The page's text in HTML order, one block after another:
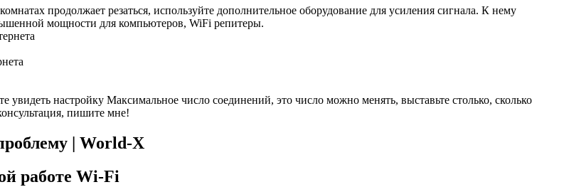
продолжает резаться, используйте дополнительное оборудование для усиления сигнала. К нему
мощности для компьютеров, WiFi репитеры.
увидеть настройку Максимальное число соединений, это число можно менять, выставьте столько, сколько
пишите мне!
| World-X
работе Wi-Fi